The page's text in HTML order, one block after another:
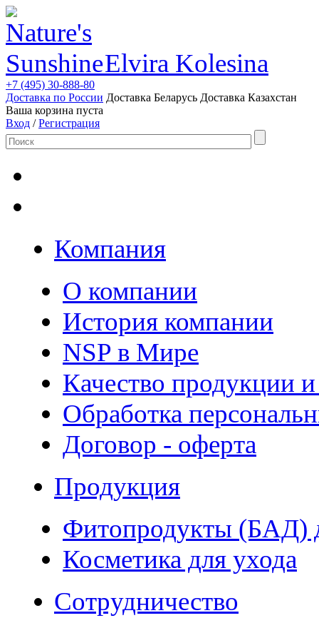
Elvira Kolesina
+7 (495) 30-888-80
Доставка по России Доставка Беларусь Доставка Казахстан
Ваша корзина пуста
Вход /Регистрация
Компания
О компании
История компании
NSP в Мире
Качество продукции
Обработка
Договор - оферта
Продукция
Фитопродукты (БАД)
Косметика для ухода
Сотрудничество